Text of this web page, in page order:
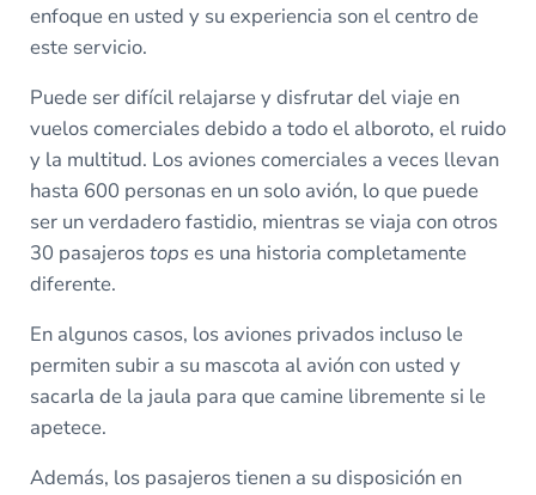
enfoque en usted y su experiencia son el centro de
este servicio.
Puede ser difícil relajarse y disfrutar del viaje en
vuelos comerciales debido a todo el alboroto, el ruido
y la multitud. Los aviones comerciales a veces llevan
hasta 600 personas en un solo avión, lo que puede
ser un verdadero fastidio, mientras se viaja con otros
30 pasajerostops es una historia completamente
diferente.
En algunos casos, los aviones privados incluso le
permiten subir a su mascota al avión con usted y
sacarla de la jaula para que camine libremente si le
apetece.
Además, los pasajeros tienen a su disposición en